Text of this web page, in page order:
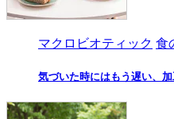
マクロビオティック 食
気づいた時にはもう遅い、